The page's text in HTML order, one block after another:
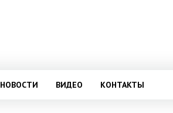
НОВОСТИ ВИДЕО КОНТАКТЫ